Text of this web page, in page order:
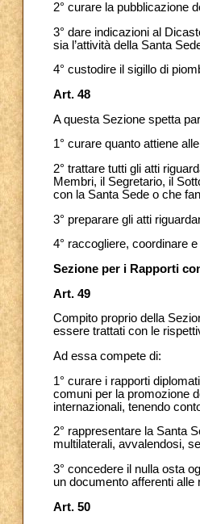
2° curare la pubblicazione
3° dare indicazioni al
sia l’attività della Santa
4° custodire il sigillo di
Art. 48
A questa Sezione spetta
1° curare quanto attiene
2° trattare tutti gli atti
Membri, il Segretario, il
con la Santa Sede o che
3° preparare gli atti
4° raccogliere, coordinare
Sezione per i Rapporti
Art. 49
Compito proprio della
essere trattati con le
Ad essa compete di:
1° curare i rapporti
comuni per la promozione
internazionali, tenendo
2° rappresentare la Santa
multilaterali, avvalendosi,
3° concedere il nulla osta
un documento afferenti alle
Art. 50